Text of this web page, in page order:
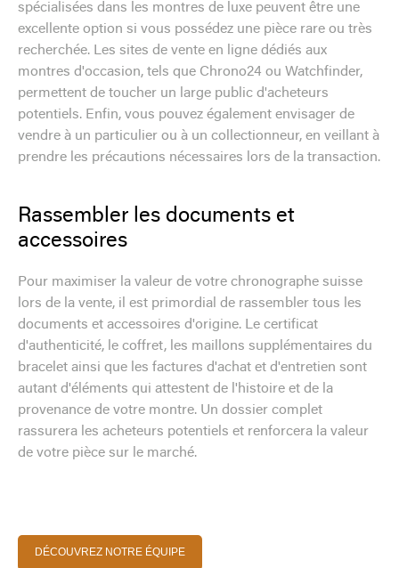
spécialisées dans les montres de luxe peuvent être une
excellente option si vous possédez une pièce rare ou très
recherchée. Les sites de vente en ligne dédiés aux
montres d'occasion, tels que Chrono24 ou Watchfinder,
permettent de toucher un large public d'acheteurs
potentiels. Enfin, vous pouvez également envisager de
vendre à un particulier ou à un collectionneur, en veillant à
prendre les précautions nécessaires lors de la transaction.
Rassembler les documents et
accessoires
Pour maximiser la valeur de votre chronographe suisse
lors de la vente, il est primordial de rassembler tous les
documents et accessoires d'origine. Le certificat
d'authenticité, le coffret, les maillons supplémentaires du
bracelet ainsi que les factures d'achat et d'entretien sont
autant d'éléments qui attestent de l'histoire et de la
provenance de votre montre. Un dossier complet
rassurera les acheteurs potentiels et renforcera la valeur
de votre pièce sur le marché.
DÉCOUVREZ NOTRE ÉQUIPE